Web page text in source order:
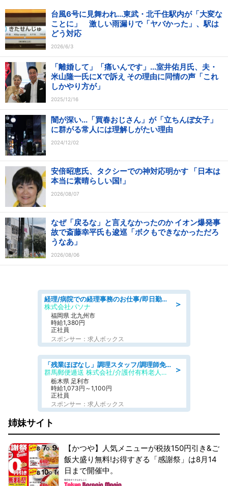
台風6号に見舞われ...東武・北千住駅内が「大変な
ことに」 激しい雨漏りで「ヤバかった」、駅は
どう対応
2026/6/3
「離婚して」「痛いんです」...室井佑月氏、夫・
米山隆一氏にXで訴え その理由に同情の声「これ
しかやり方が」
2025/12/16
闇が深い...「買春おじさん」が「立ちんぼ女子」
に群がる常人には理解しがたい理由
2024/12/02
安倍昭恵氏、タクシーでの神対応明かす 「日本は
本当に素晴らしい国!」
2026/08/07
なぜ「戻るな」と言えなかったのか イオン爆発事
故で斎藤幸平氏も逡巡「ボクもできなかっただろ
うなあ」
2026/08/06
＞
経理/病院での経理事務のお仕事/即日勤務可/車通勤可/経理/一般事務
株式会社パソナ
福岡県 北九州市
時給1,380円
正社員
スポンサー：求人ボックス
＞
「残業ほぼなし」調理スタッフ/調理師免許必須/正職員/日勤のみ/介護付き有料老人ホーム/社会保障完備
群馬郵便逓送 株式会社/介護付有料老人ホーム ふる里
栃木県 足利市
時給1,073円～1,100円
正社員
スポンサー：求人ボックス
姉妹サイト
【かつや】人気メニューが税抜150円引き&ご
飯大盛り無料!お得すぎる「感謝祭」は8月14
日まで開催中。